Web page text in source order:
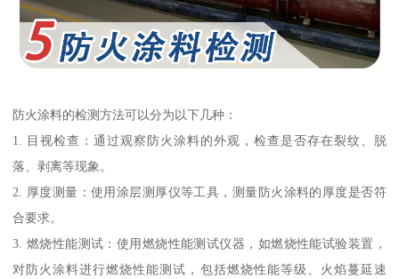
防火涂料的检测方法可以分为以下几种：
1. 目视检查：通过观察防火涂料的外观，检查是否存在裂纹、脱
落、剥离等现象。
2. 厚度测量：使用涂层测厚仪等工具，测量防火涂料的厚度是否符
合要求。
3. 燃烧性能测试：使用燃烧性能测试仪器，如燃烧性能试验装置，
对防火涂料进行燃烧性能测试，包括燃烧性能等级、火焰蔓延速